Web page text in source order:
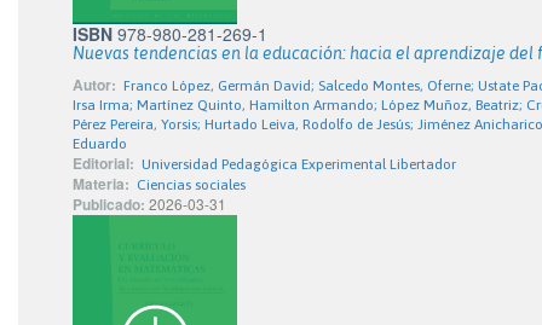
ISBN 978-980-281-269-1
Nuevas tendencias en la educación: hacia el aprendizaje del
Autor: Franco López, Germán David; Salcedo Montes, Oferne; Ustate
Irsa Irma; Martínez Quinto, Hamilton Armando; López Muñoz, Beatriz;
Pérez Pereira, Yorsis; Hurtado Leiva, Rodolfo de Jesús; Jiménez
Eduardo
Editorial: Universidad Pedagógica Experimental Libertador
Materia: Ciencias sociales
Publicado: 2026-03-31